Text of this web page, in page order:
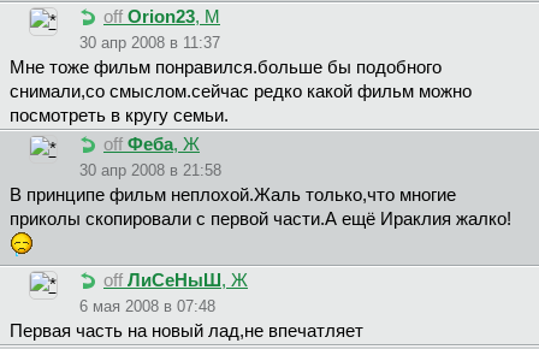
off Orion23, М
30 апр 2008 в 11:37
Мне тоже фильм понравился.больше бы подобного
снимали,со смыслом.сейчас редко какой фильм можно
посмотреть в кругу семьи.
off Фeбa, Ж
30 апр 2008 в 21:58
В принципе фильм неплохой.Жаль только,что многие
приколы скопировали с первой части.А ещё Ираклия жалко!
off ЛиCeHыШ , Ж
6 мая 2008 в 07:48
Первая часть на новый лад,не впечатляет